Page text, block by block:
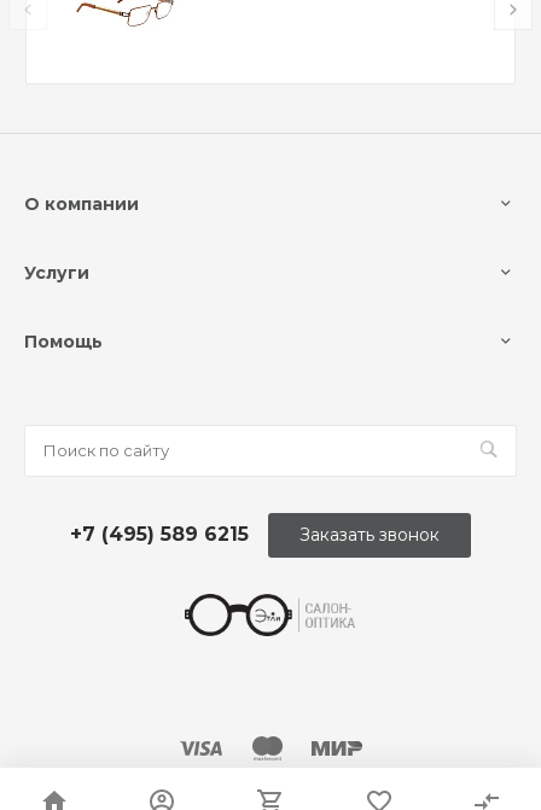
О компании
Услуги
Помощь
+7 (495) 589 6215 Заказать звонок